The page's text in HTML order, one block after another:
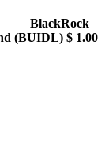
BlackRock
(BUIDL) $ 1.00